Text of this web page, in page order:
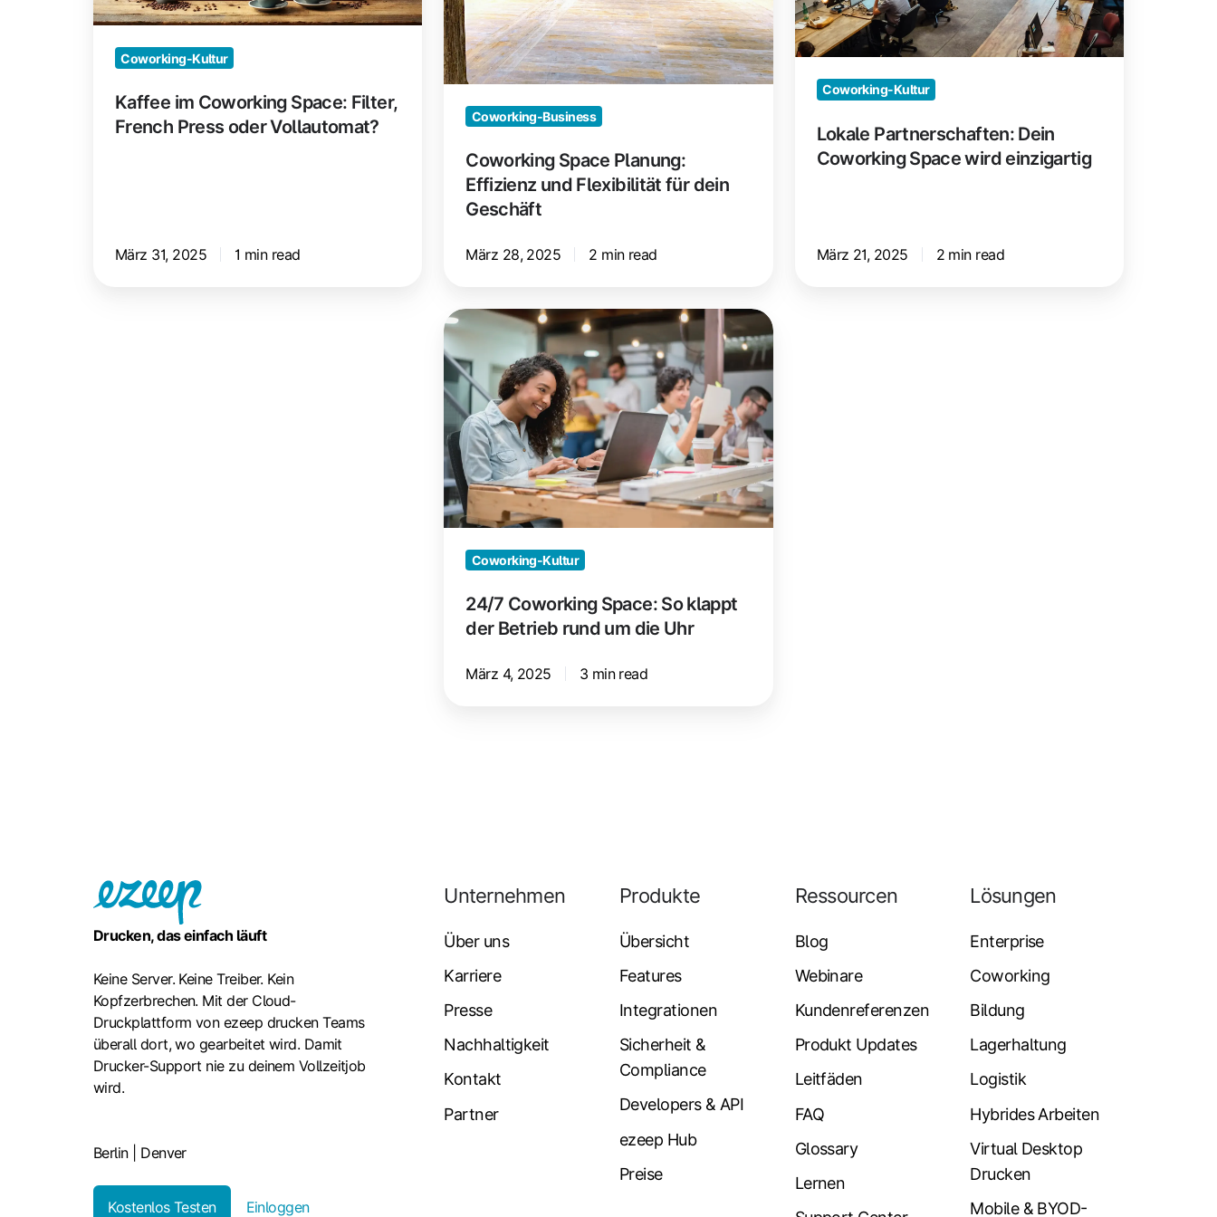
oder
Vollautomat?
Coworking-Kultur
Kaffee im Coworking Space: Filter,
French Press oder Vollautomat?
März 31, 2025 1 min read
dein
Geschäft
Coworking-Business
Coworking Space Planung:
Effizienz und Flexibilität für dein
Geschäft
März 28, 2025 2 min read
Coworking-Kultur
Lokale Partnerschaften: Dein
Coworking Space wird einzigartig
März 21, 2025 2 min read
24/7
Coworking
Space:
So
klappt
der
Betrieb
rund
um
Uhr
Coworking-Kultur
24/7 Coworking Space: So klappt
der Betrieb rund um die Uhr
März 4, 2025 3 min read
Drucken, das einfach läuft
Keine Server. Keine Treiber. Kein
Kopfzerbrechen. Mit der Cloud-
Druckplattform von ezeep drucken Teams
überall dort, wo gearbeitet wird. Damit
Drucker-Support nie zu deinem Vollzeitjob
wird.
Berlin | Denver
Kostenlos Testen Einloggen
Unternehmen
Über uns
Karriere
Presse
Nachhaltigkeit
Kontakt
Partner
Produkte
Übersicht
Features
Integrationen
Sicherheit &
Compliance
Developers & API
ezeep Hub
Preise
Ressourcen
Blog
Webinare
Kundenreferenzen
Produkt Updates
Leitfäden
FAQ
Glossary
Lernen
Lösungen
Enterprise
Coworking
Bildung
Lagerhaltung
Logistik
Hybrides Arbeiten
Virtual Desktop
Drucken
Mobile & BYOD-